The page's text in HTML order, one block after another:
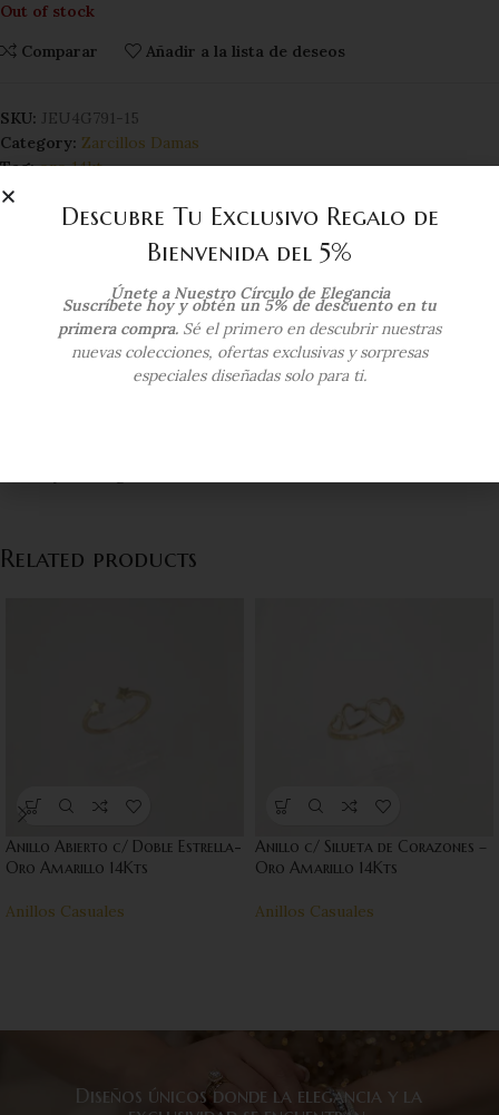
Out of stock
Comparar
Añadir a la lista de deseos
SKU: JEU4G791-15
Category: Zarcillos Damas
Tag: oro 14kt
Compartir:
Additional information
COLOR DEL ORO
Oro Amarillo
Related products
Anillo Abierto c/ Doble Estrella-
Oro Amarillo 14Kts
Anillos Casuales
Anillo c/ Silueta de Corazones –
Oro Amarillo 14Kts
Anillos Casuales
Diseños únicos donde la elegancia y la
Descubre Tu Exclusivo Regalo de
Bienvenida del 5%
Únete a Nuestro Círculo de Elegancia
Suscríbete hoy y obtén un 5% de descuento en tu
primera compra. Sé el primero en descubrir nuestras
nuevas colecciones, ofertas exclusivas y sorpresas
especiales diseñadas solo para ti.